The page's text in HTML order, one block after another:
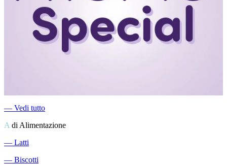
― Vedi tutto
A di Alimentazione
― Latti
― Biscotti